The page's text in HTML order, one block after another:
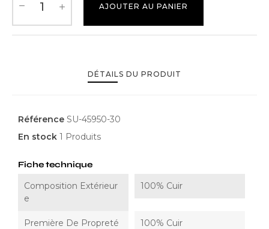
AJOUTER AU PANIER
DÉTAILS DU PRODUIT
Référence SU-45950-30
En stock 1 Produits
Fiche technique
Composition Extérieur
E
100% Cuir
Première De Propreté 100% Cuir